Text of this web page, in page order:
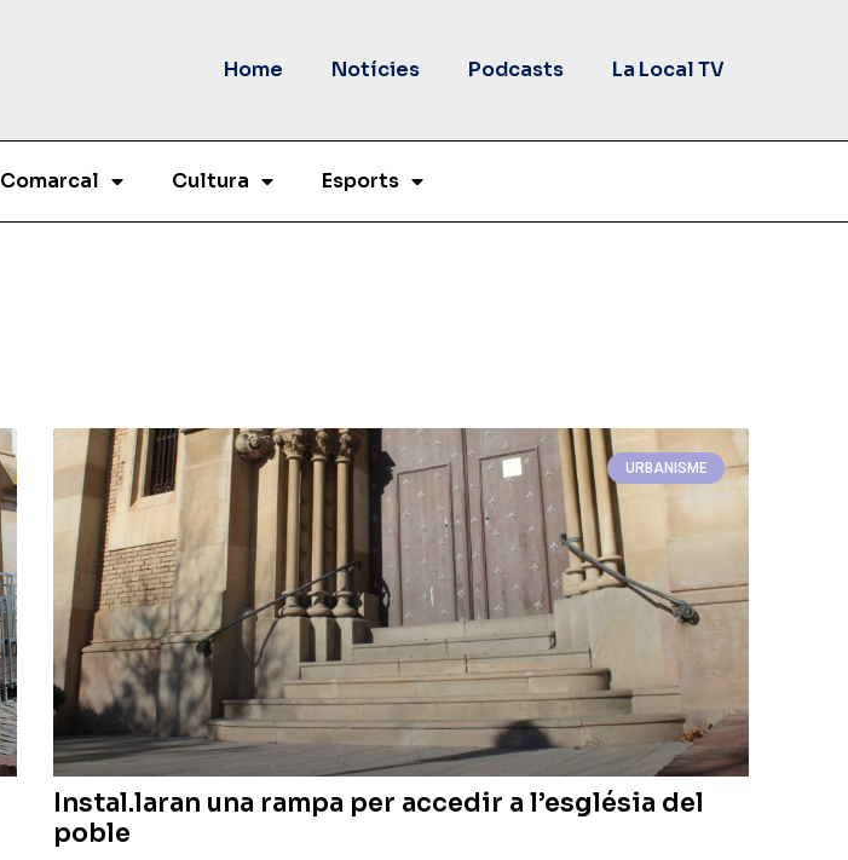
Home Notícies Podcasts La Local TV
Comarcal Cultura Esports
URBANISME
Instal.laran una rampa per accedir a l’església del
poble